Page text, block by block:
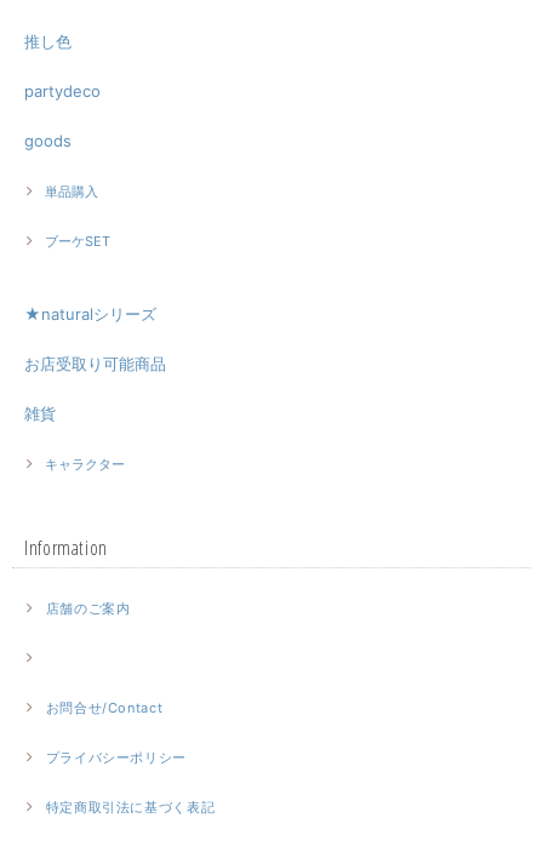
推し色
partydeco
goods
単品購入
ブーケSET
★naturalシリーズ
お店受取り可能商品
雑貨
キャラクター
Information
店舗のご案内
お問合せ/Contact
プライバシーポリシー
特定商取引法に基づく表記